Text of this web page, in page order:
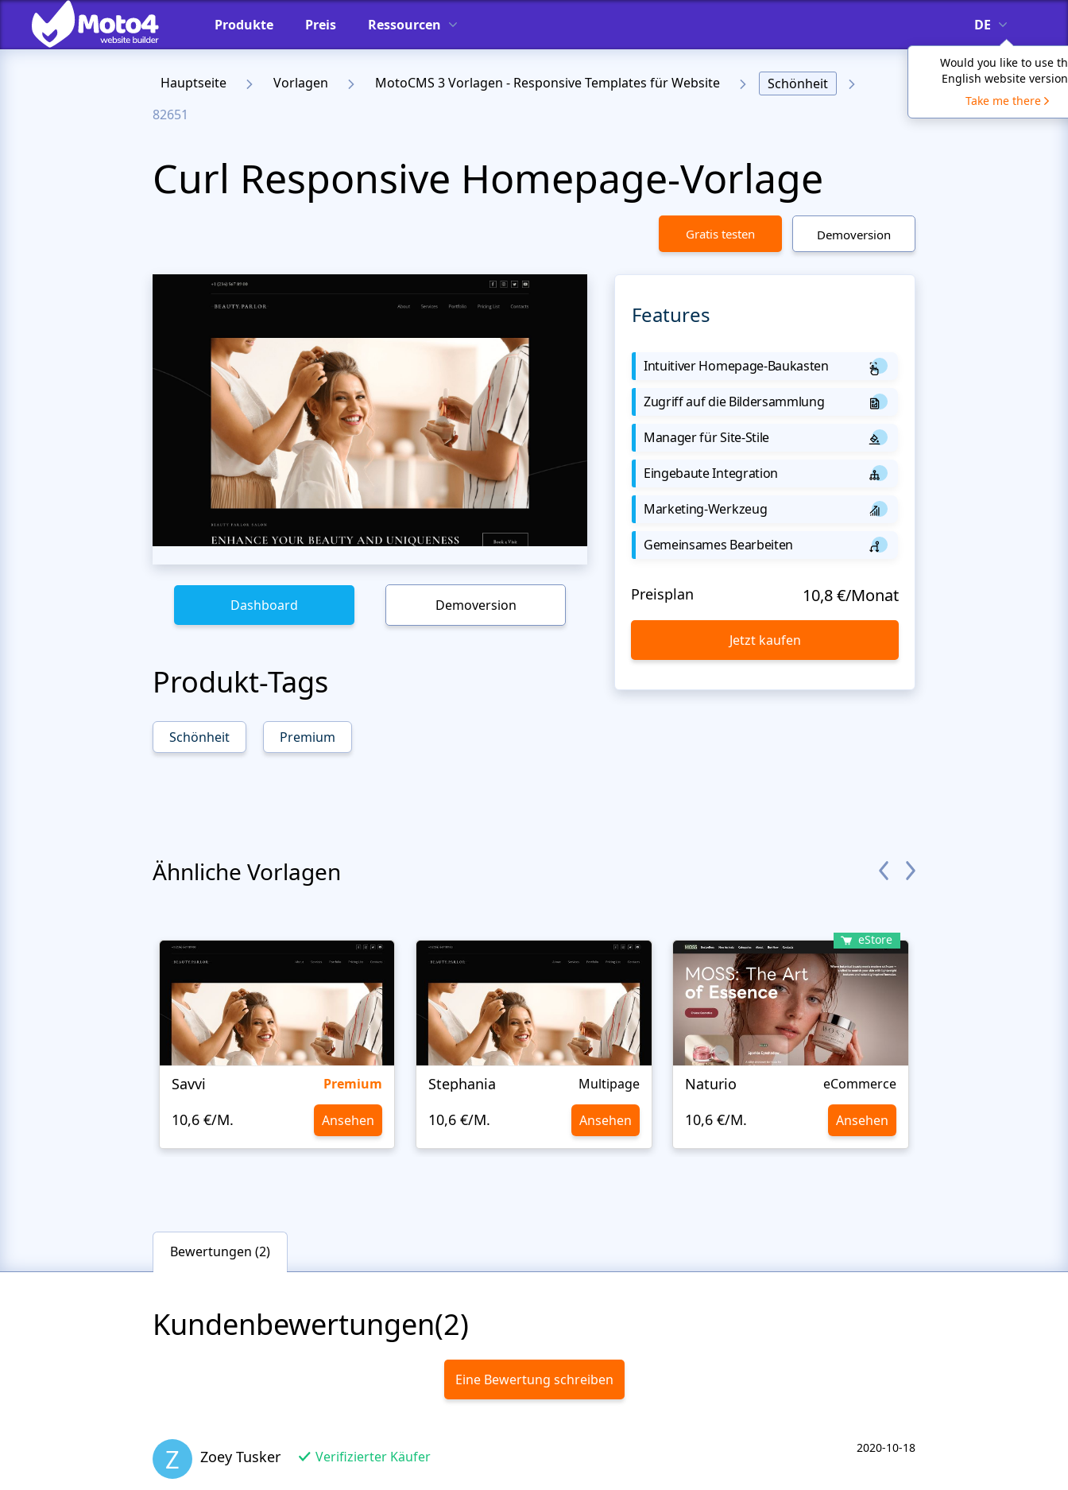
Produkte Preis Ressourcen DE
Would you like to use
English website
Take me there
Hauptseite Vorlagen MotoCMS 3 Vorlagen - Responsive Templates für Website
Schönheit
82651
Curl Responsive Homepage-Vorlage
Gratis testen Demoversion
Dashboard Demoversion
Produkt-Tags
Schönheit Premium
Features
Intuitiver Homepage-Baukasten
Zugriff auf die Bildersammlung
Manager für Site-Stile
Eingebaute Integration
Marketing-Werkzeug
Gemeinsames Bearbeiten
Preisplan 10,8 €/Monat
Jetzt kaufen
Ähnliche Vorlagen
Savvi Premium
10,6 €/M. Ansehen
Stephania Multipage
10,6 €/M. Ansehen
eStore
Naturio eCommerce
10,6 €/M. Ansehen
Bewertungen (2)
Kundenbewertungen(2)
Eine Bewertung schreiben
Z Zoey Tusker Verifizierter Käufer
2020-10-18